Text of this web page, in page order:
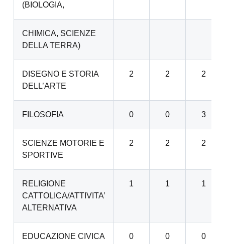
(BIOLOGIA,
CHIMICA, SCIENZE
DELLA TERRA)
DISEGNO E STORIA
DELL’ARTE
2 2 2
FILOSOFIA 0 0 3
SCIENZE MOTORIE E
SPORTIVE
2 2 2
RELIGIONE
CATTOLICA/ATTIVITA’
ALTERNATIVA
1 1 1
EDUCAZIONE CIVICA 0 0 0